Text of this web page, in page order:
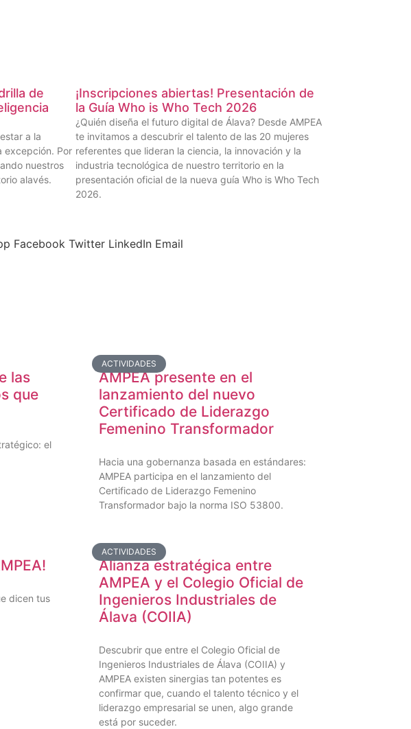
de
a la
excepción. Por
nuestros
alavés.
¡Inscripciones abiertas! Presentación de
la Guía Who is Who Tech 2026
¿Quién diseña el futuro digital de Álava? Desde AMPEA
te invitamos a descubrir el talento de las 20 mujeres
referentes que lideran la ciencia, la innovación y la
industria tecnológica de nuestro territorio en la
presentación oficial de la nueva guía Who is Who Tech
2026.
Facebook Twitter LinkedIn Email
las
que
el
ACTIVIDADES
AMPEA presente en el
lanzamiento del nuevo
Certificado de Liderazgo
Femenino Transformador
Hacia una gobernanza basada en estándares:
AMPEA participa en el lanzamiento del
Certificado de Liderazgo Femenino
Transformador bajo la norma ISO 53800.
dicen tus
ACTIVIDADES
Alianza estratégica entre
AMPEA y el Colegio Oficial de
Ingenieros Industriales de
Álava (COIIA)
Descubrir que entre el Colegio Oficial de
Ingenieros Industriales de Álava (COIIA) y
AMPEA existen sinergias tan potentes es
confirmar que, cuando el talento técnico y el
liderazgo empresarial se unen, algo grande
está por suceder.